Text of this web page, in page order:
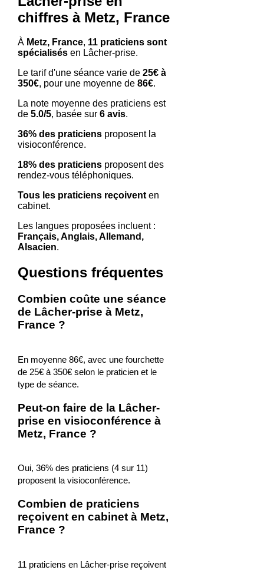
chiffres à Metz, France
À Metz, France, 11 praticiens sont
spécialisésen Lâcher-prise.
Le tarif d'une séance varie de 25€ à
350€, pour une moyenne de 86€.
La note moyenne des praticiens est
de 5.0/5, basée sur 6 avis.
36% des praticiensproposent la
visioconférence.
18% des praticiensproposent des
rendez-vous téléphoniques.
Tous les praticiens reçoiventen
cabinet.
Les langues proposées incluent :
Français, Anglais, Allemand,
Alsacien.
Questions fréquentes
Combien coûte une séance
de Lâcher-prise à Metz,
France ?
En moyenne 86€, avec une fourchette
de 25€ à 350€ selon le praticien et le
type de séance.
Peut-on faire de la Lâcher-
prise en visioconférence à
Metz, France ?
Oui, 36% des praticiens (4 sur 11)
proposent la visioconférence.
Combien de praticiens
reçoivent en cabinet à Metz,
France ?
11 praticiens en Lâcher-prise reçoivent